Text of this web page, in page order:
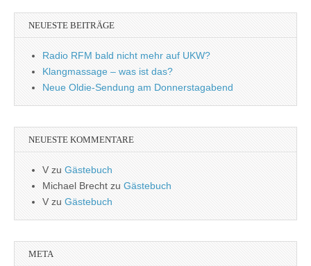
NEUESTE BEITRÄGE
Radio RFM bald nicht mehr auf UKW?
Klangmassage – was ist das?
Neue Oldie-Sendung am Donnerstagabend
NEUESTE KOMMENTARE
V zu Gästebuch
Michael Brecht zu Gästebuch
Vzu Gästebuch
META